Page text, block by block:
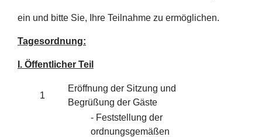
ein und bitte Sie, Ihre Teilnahme zu ermöglichen.
Tagesordnung:
I. Öffentlicher Teil
1
Eröffnung der Sitzung und
Begrüßung der Gäste
- Feststellung der
ordnungsgemäßen